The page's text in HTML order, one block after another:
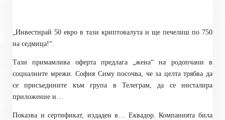
„Инвестирай 50 евро в тази криптовалута и ще печелиш по 750
на седмица!“.
Тази примамлива оферта предлага „жена“ на родопчани в
социалните мрежи. София Симу посочва, че за целта трябва да
се присъедините към група в Телеграм, да се инсталира
приложение и…
Показва и сертификат, издаден в… Еквадор. Компанията била